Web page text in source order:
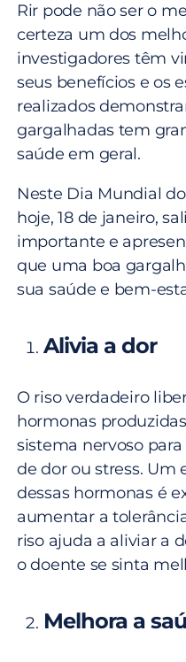
Rir pode não ser o
certeza um dos
investigadores têm
seus benefícios e os
realizados
gargalhadas tem
saúde em geral.
Neste Dia Mundial
hoje, 18 de janeiro,
importante e
que uma boa
sua saúde e bem-
Alivia a dor
O riso verdadeiro
hormonas
sistema nervoso
de dor ou stress. Um
dessas hormonas é
aumentar a
riso ajuda a aliviar a
o doente se sinta
Melhora a